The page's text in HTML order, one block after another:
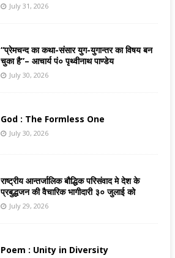
July 31, 2026
“प्रेमचन्द का कथा-संसार युग-युगान्तर का विषय बन
चुका है”– आचार्य पं० पृथ्वीनाथ पाण्डेय
July 30, 2026
God : The Formless One
July 30, 2026
राष्ट्रीय आन्तर्जालिक बौद्धिक परिसंवाद मे देश के
प्रबुद्धजन की वैचारिक भागीदारी ३० जुलाई को
July 29, 2026
Poem : Unity in Diversity